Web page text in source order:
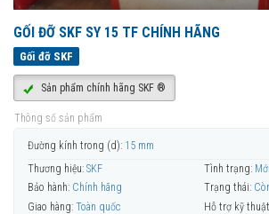
GỐI ĐỠ SKF SY 15 TF CHÍNH HÃNG
Gối đỡ SKF
Sản phẩm chính hãng SKF ®
Thông số sản phẩm
Đường kính trong (d): 15 mm
Thương hiệu: SKF Tình trạng:
Bảo hành: Chính hãng Trạng thái:
Giao hàng: Toàn quốc Hỗ trợ kỹ